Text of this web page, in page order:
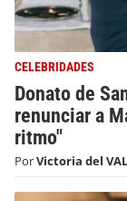
CELEBRIDADES
Donato de
renunciar a
ritmo"
PorVictoria del VAL